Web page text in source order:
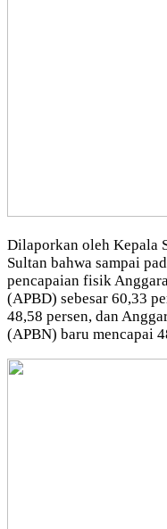
Dilaporkan oleh Kepala
Sultan bahwa sampai
pencapaian fisik
(APBD) sebesar 60,33
48,58 persen, dan
(APBN) baru mencapai